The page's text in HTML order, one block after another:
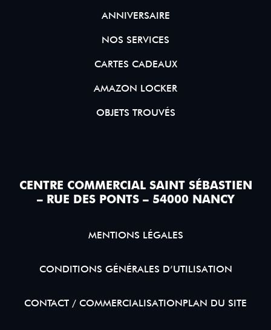
ANNIVERSAIRE
NOS SERVICES
CARTES CADEAUX
AMAZON LOCKER
OBJETS TROUVÉS
CENTRE COMMERCIAL SAINT SÉBASTIEN
– RUE DES PONTS – 54000 NANCY
MENTIONS LÉGALES
CONDITIONS GÉNÉRALES D’UTILISATION
CONTACT / COMMERCIALISATIONPLAN DU SITE